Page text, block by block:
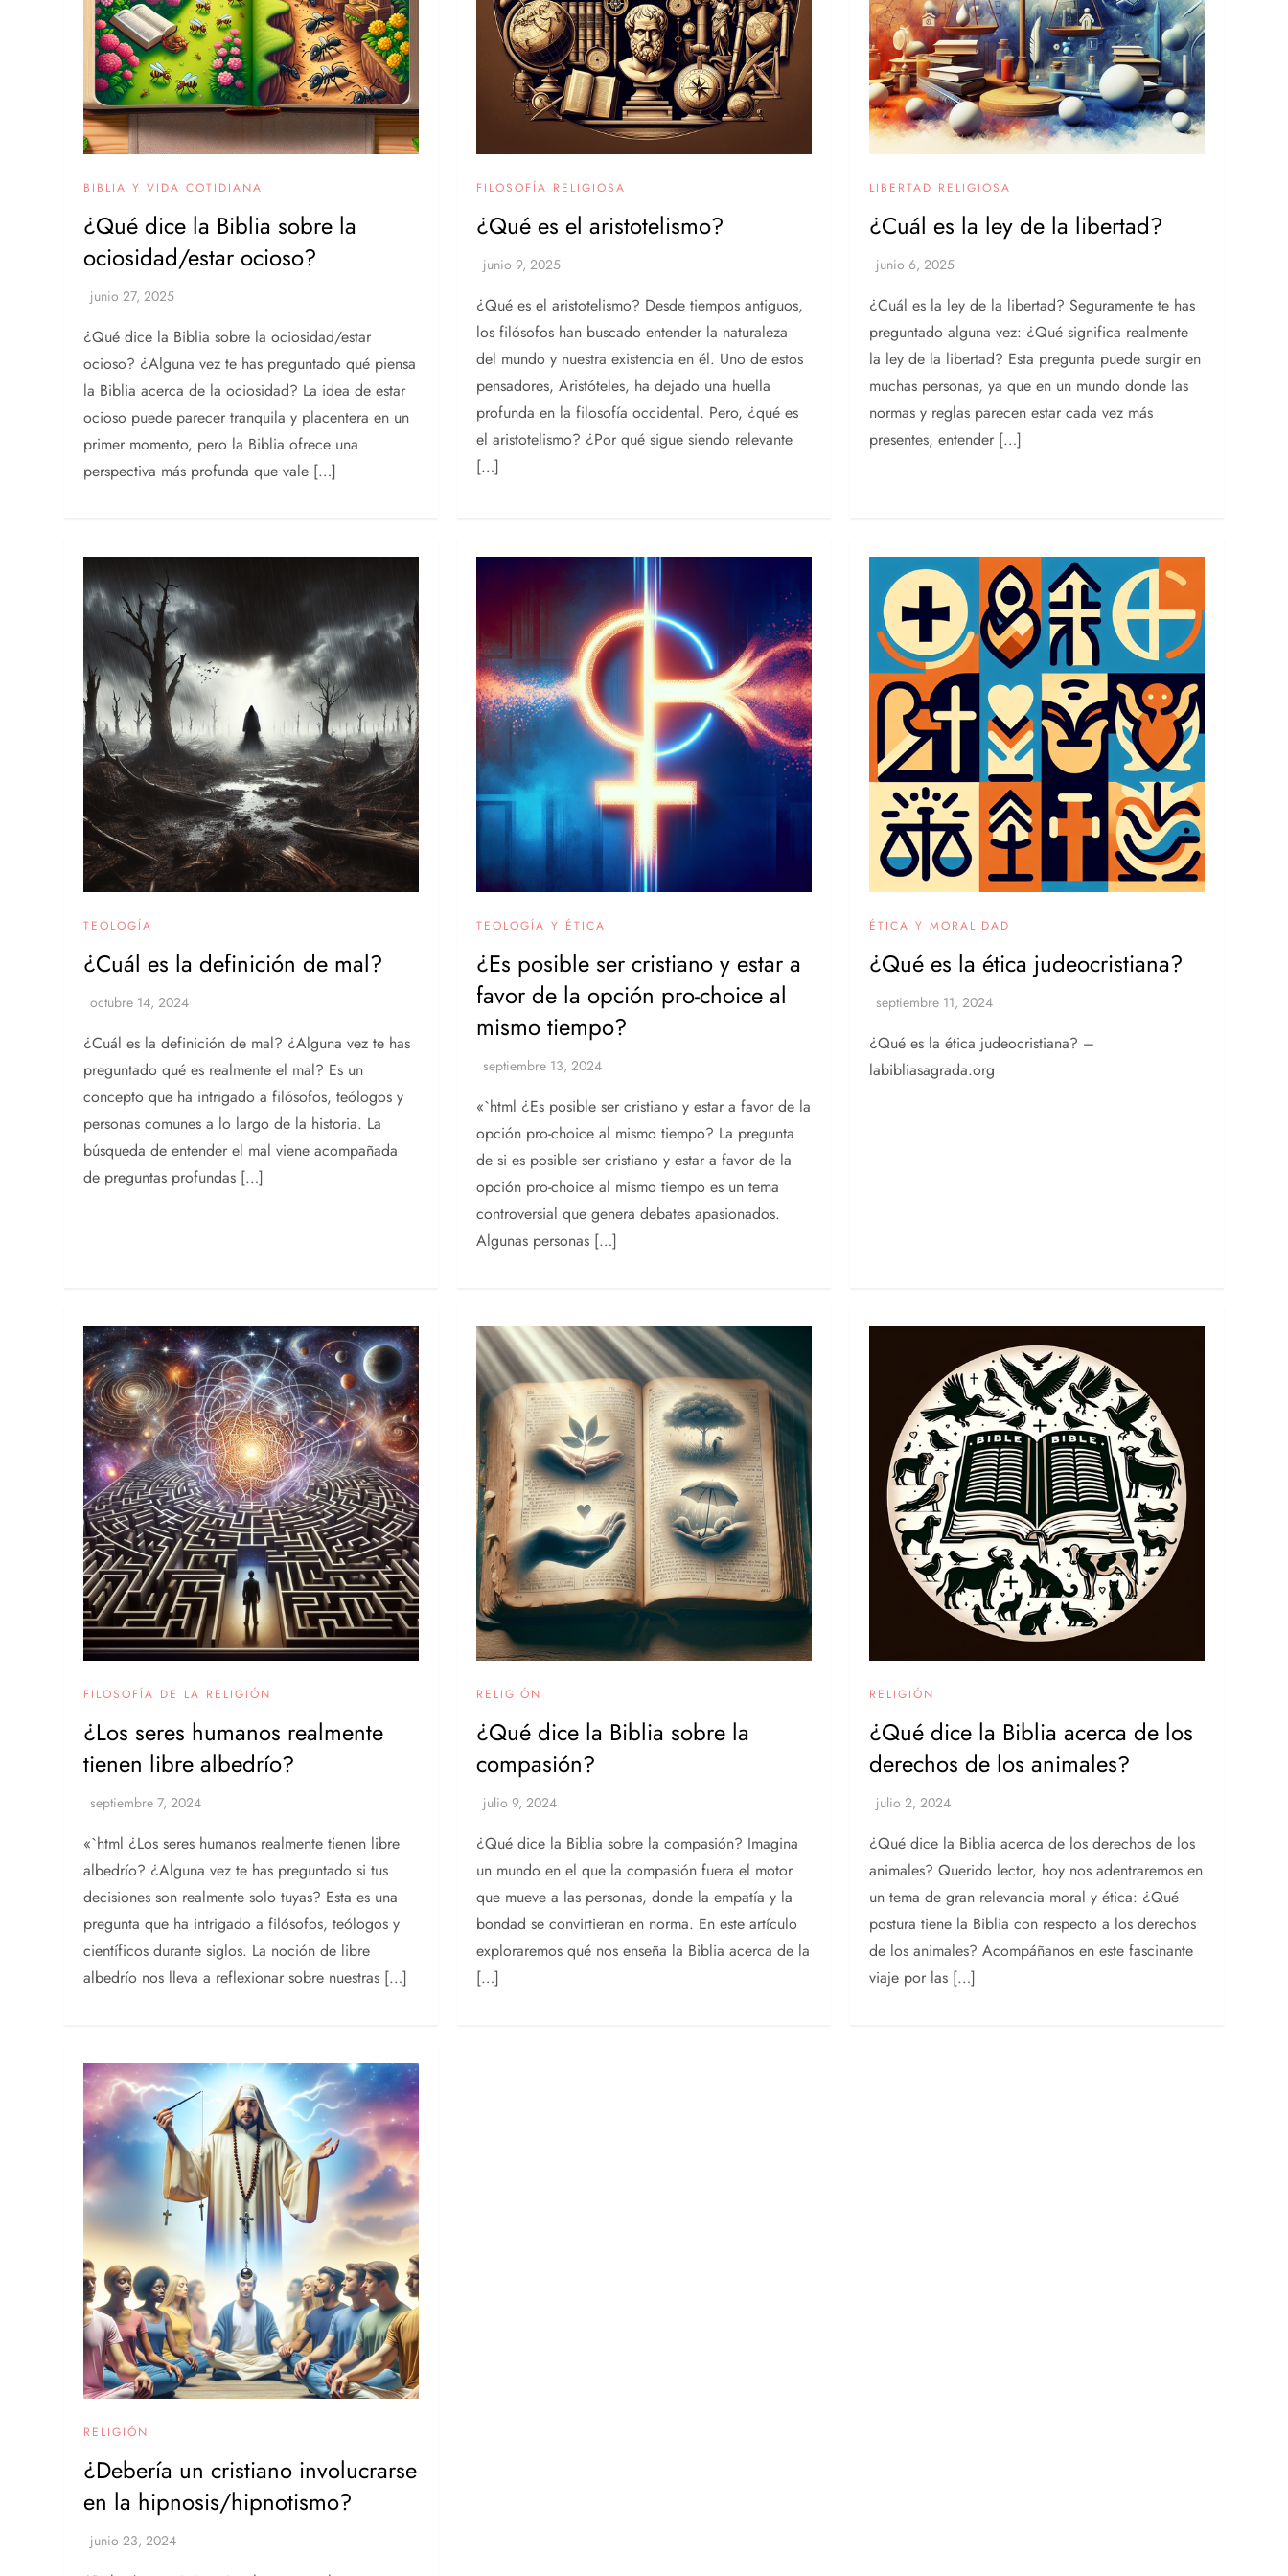
BIBLIA Y VIDA COTIDIANA
¿Qué dice la Biblia sobre la
ociosidad/estar ocioso?
¿Qué dice la Biblia sobre la ociosidad/estar
ocioso? ¿Alguna vez te has preguntado qué piensa
la Biblia acerca de la ociosidad? La idea de estar
ocioso puede parecer tranquila y placentera en un
primer momento, pero la Biblia ofrece una
perspectiva más profunda que vale […]
FILOSOFÍA RELIGIOSA
¿Qué es el aristotelismo?
¿Qué es el aristotelismo? Desde tiempos antiguos,
los filósofos han buscado entender la naturaleza
del mundo y nuestra existencia en él. Uno de estos
pensadores, Aristóteles, ha dejado una huella
profunda en la filosofía occidental. Pero, ¿qué es
el aristotelismo? ¿Por qué sigue siendo relevante
[…]
LIBERTAD RELIGIOSA
¿Cuál es la ley de la libertad?
¿Cuál es la ley de la libertad? Seguramente te has
preguntado alguna vez: ¿Qué significa realmente
la ley de la libertad? Esta pregunta puede surgir en
muchas personas, ya que en un mundo donde las
normas y reglas parecen estar cada vez más
presentes, entender […]
TEOLOGÍA
¿Cuál es la definición de mal?
¿Cuál es la definición de mal? ¿Alguna vez te has
preguntado qué es realmente el mal? Es un
concepto que ha intrigado a filósofos, teólogos y
personas comunes a lo largo de la historia. La
búsqueda de entender el mal viene acompañada
de preguntas profundas […]
TEOLOGÍA Y ÉTICA
¿Es posible ser cristiano y estar a
favor de la opción pro-choice al
mismo tiempo?
«`html ¿Es posible ser cristiano y estar a favor de la
opción pro-choice al mismo tiempo? La pregunta
de si es posible ser cristiano y estar a favor de la
opción pro-choice al mismo tiempo es un tema
controversial que genera debates apasionados.
Algunas personas […]
ÉTICA Y MORALIDAD
¿Qué es la ética judeocristiana?
¿Qué es la ética judeocristiana? –
labibliasagrada.org
FILOSOFÍA DE LA RELIGIÓN
¿Los seres humanos realmente
tienen libre albedrío?
«`html ¿Los seres humanos realmente tienen libre
albedrío? ¿Alguna vez te has preguntado si tus
decisiones son realmente solo tuyas? Esta es una
pregunta que ha intrigado a filósofos, teólogos y
científicos durante siglos. La noción de libre
albedrío nos lleva a reflexionar sobre nuestras […]
RELIGIÓN
¿Qué dice la Biblia sobre la
compasión?
¿Qué dice la Biblia sobre la compasión? Imagina
un mundo en el que la compasión fuera el motor
que mueve a las personas, donde la empatía y la
bondad se convirtieran en norma. En este artículo
exploraremos qué nos enseña la Biblia acerca de la
[…]
RELIGIÓN
¿Qué dice la Biblia acerca de los
derechos de los animales?
¿Qué dice la Biblia acerca de los derechos de los
animales? Querido lector, hoy nos adentraremos en
un tema de gran relevancia moral y ética: ¿Qué
postura tiene la Biblia con respecto a los derechos
de los animales? Acompáñanos en este fascinante
viaje por las […]
RELIGIÓN
¿Debería un cristiano involucrarse
en la hipnosis/hipnotismo?